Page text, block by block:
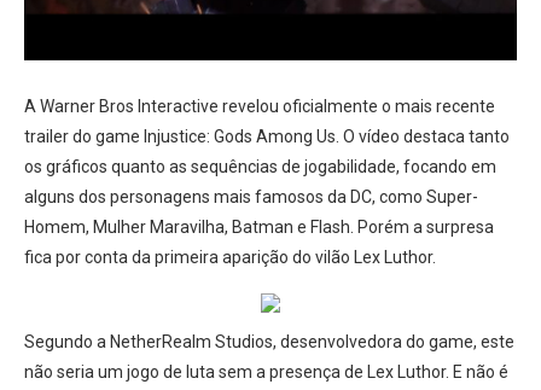
A Warner Bros Interactive revelou oficialmente o mais recente
trailer do game Injustice: Gods Among Us. O vídeo destaca tanto
os gráficos quanto as sequências de jogabilidade, focando em
alguns dos personagens mais famosos da DC, como Super-
Homem, Mulher Maravilha, Batman e Flash. Porém a surpresa
fica por conta da primeira aparição do vilão Lex Luthor.
Segundo a NetherRealm Studios, desenvolvedora do game, este
não seria um jogo de luta sem a presença de Lex Luthor. E não é